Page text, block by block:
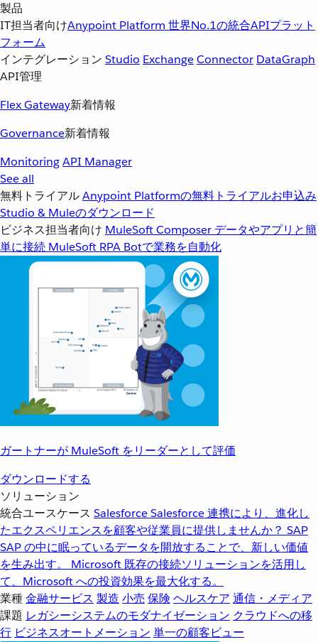
製品
IT担当者向けAnypoint Platform 世界No.1の統合APIプラット
フォーム
インテグレーション Studio ExchangeConnector DataGraph
API管理
Flex Gateway新着情報
Governance新着情報
MonitoringAPI Manager
See all
無料トライアルAnypoint Platformの無料トライアルお申込み
Studio & Muleのダウンロード
ビジネス担当者向け MuleSoft Composer データやアプリと簡
単に接続 MuleSoft RPA Botで業務を自動化
ガートナーが MuleSoft をリーダーとして評価
ダウンロードする
ソリューション
統合ユースケース SalesforceSalesforce 連携により、進化し
たエクスペリエンスを顧客や従業員に提供しませんか？ SAP
SAP の中に眠っているデータを開放することで、新しい価値
を生み出す。
Microsoft 既存の接続ソリューションを活用し
て、Microsoft への投資効果を最大化する。
業種金融サービス 製造 小売 保険 ヘルスケア 通信・メディア
課題 レガシーシステムのモダナイゼーション クラウドへの移
行 ビジネスオートメーション 単一の顧客ビュー